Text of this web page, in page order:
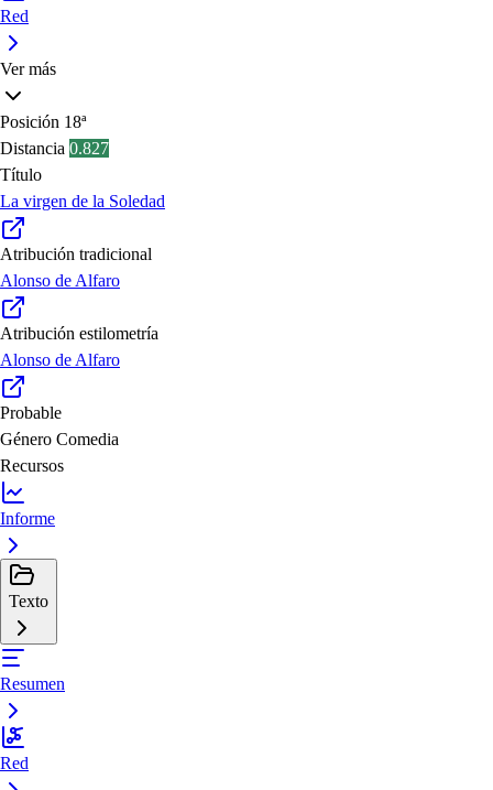
Red
Ver más
Posición 18ª
Distancia 0.827
Título
La virgen de la Soledad
Atribución tradicional
Alonso de Alfaro
Atribución estilometría
Alonso de Alfaro
Probable
Género Comedia
Recursos
Informe
Texto
Resumen
Red